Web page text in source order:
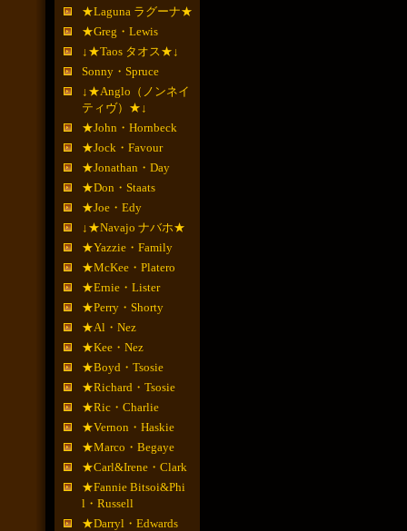
★Laguna ラグーナ★
★Greg・Lewis
↓★Taos タオス★↓
Sonny・Spruce
↓★Anglo（ノンネイ
ティヴ）★↓
★John・Hornbeck
★Jock・Favour
★Jonathan・Day
★Don・Staats
★Joe・Edy
↓★Navajo ナバホ★
★Yazzie・Family
★McKee・Platero
★Ernie・Lister
★Perry・Shorty
★Al・Nez
★Kee・Nez
★Boyd・Tsosie
★Richard・Tsosie
★Ric・Charlie
★Vernon・Haskie
★Marco・Begaye
★Carl&Irene・Clark
★Fannie Bitsoi&Phi
l・Russell
★Darryl・Edwards